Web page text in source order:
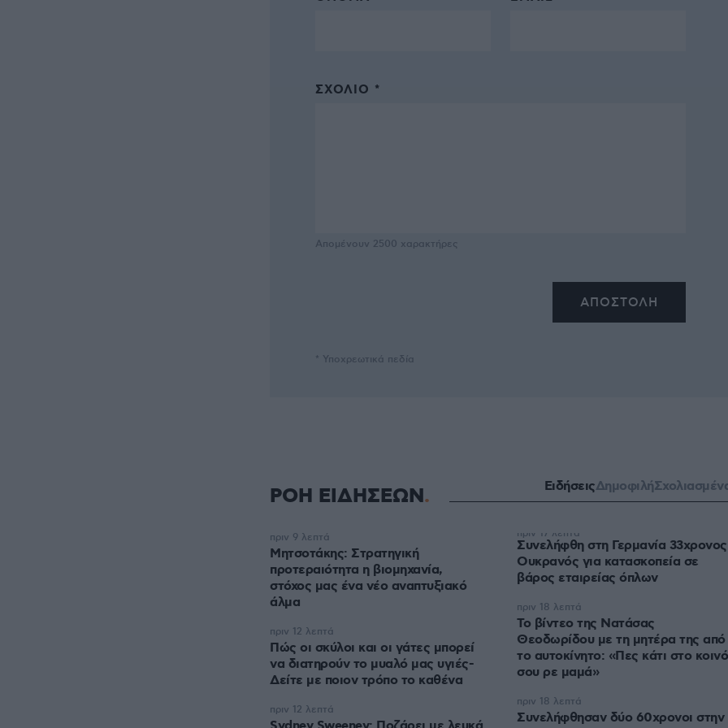
ΣΧΌΛΙΟ *
Απομένουν 2500 χαρακτήρες
* Υποχρεωτικά πεδία
ΡΟΗ ΕΙΔΗΣΕΩΝ ΕιδήσειςΔημοφιλή
Μητσοτάκης: Στρατηγική
προτεραιότητα η βιομηχανία,
στόχος μας ένα νέο αναπτυξιακό
άλμα
πριν 9 λεπτά
Πώς οι σκύλοι και οι γάτες μπορεί
να διατηρούν το μυαλό μας υγιές-
Δείτε με ποιον τρόπο το καθένα
πριν 12 λεπτά
πριν 12 λεπτά
Συνελήφθη στη Γερμανία 33χρονος
Ουκρανός για κατασκοπεία σε
βάρος εταιρείας όπλων
πριν 17 λεπτά
Το βίντεο της Νατάσας
Θεοδωρίδου με τη μητέρα της από
το αυτοκίνητο: «Πες κάτι στο κοινό
σου ρε μαμά»
πριν 18 λεπτά
Συνελήφθησαν δύο 60χρονοι στην
πριν 18 λεπτά